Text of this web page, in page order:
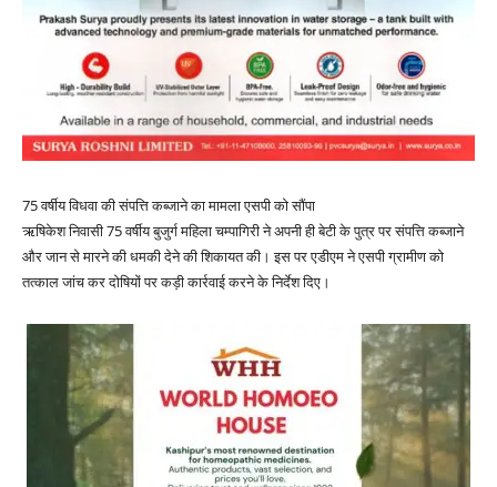
75 वर्षीय विधवा की संपत्ति कब्जाने का मामला एसपी को सौंपा
ऋषिकेश निवासी 75 वर्षीय बुजुर्ग महिला चम्पागिरी ने अपनी ही बेटी के पुत्र पर संपत्ति कब्जाने
और जान से मारने की धमकी देने की शिकायत की। इस पर एडीएम ने एसपी ग्रामीण को
तत्काल जांच कर दोषियों पर कड़ी कार्रवाई करने के निर्देश दिए।